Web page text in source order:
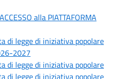
alla PIATTAFORMA
di legge di iniziativa popolare
2027
di legge di iniziativa popolare
di legge di iniziativa popolare